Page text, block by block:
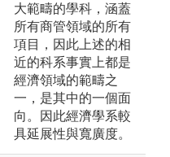
大範疇的學科，涵蓋
所有商管領域的所有
項目，因此上述的相
近的科系事實上都是
經濟領域的範疇之
一，是其中的一個面
向。因此經濟學系較
具延展性與寬廣度。